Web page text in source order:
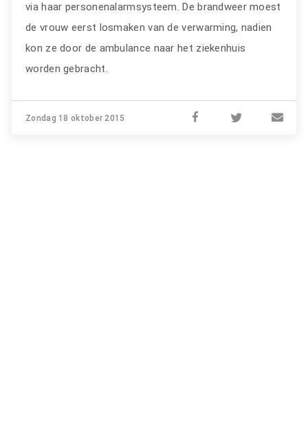
via haar personenalarmsysteem. De brandweer moest
de vrouw eerst losmaken van de verwarming, nadien
kon ze door de ambulance naar het ziekenhuis
worden gebracht.
Zondag 18 oktober 2015